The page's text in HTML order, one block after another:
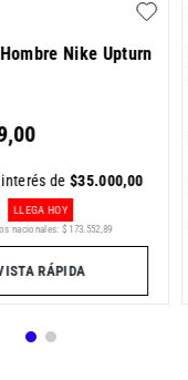
Nike Upturn
,00
de$35.000,00
LLEGA HOY
nacionales: $ 173 552 ,89
RÁPIDA